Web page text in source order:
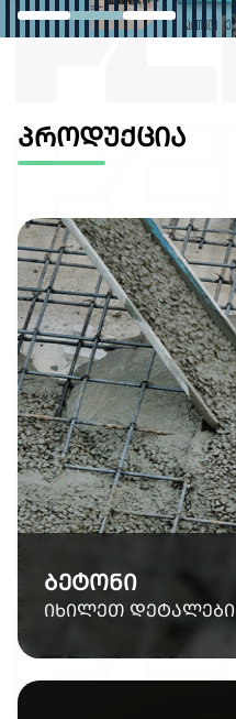
პროდუქცია
ბეტონი
იხილეთ დეტალები